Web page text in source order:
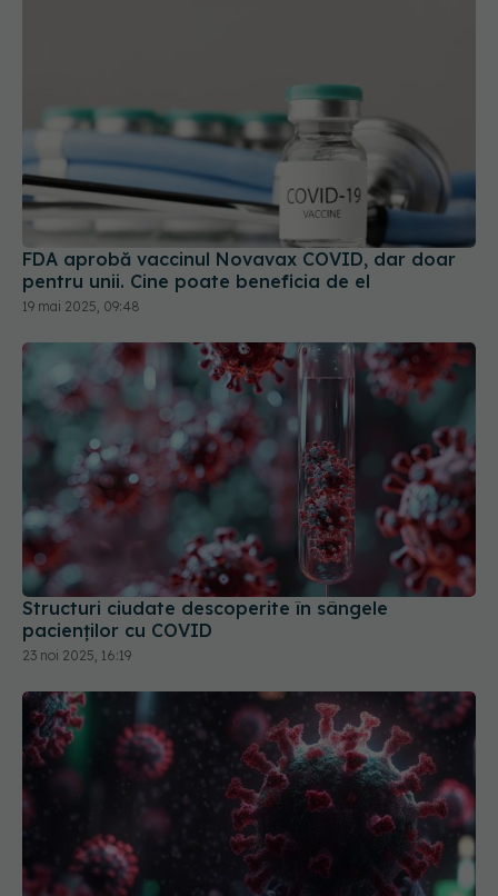
FDA aprobă vaccinul Novavax COVID, dar doar
pentru unii. Cine poate beneficia de el
19 mai 2025, 09:48
Structuri ciudate descoperite în sângele
pacienților cu COVID
23 noi 2025, 16:19